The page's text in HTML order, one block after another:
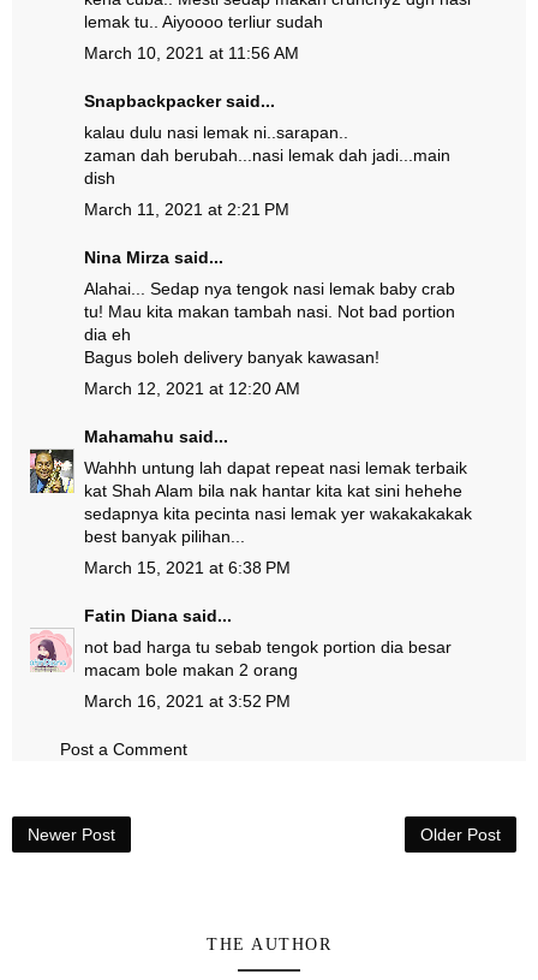
lemak tu.. Aiyoooo terliur sudah
March 10, 2021 at 11:56 AM
Snapbackpackersaid...
kalau dulu nasi lemak ni..sarapan..
zaman dah berubah...nasi lemak dah jadi...main
dish
March 11, 2021 at 2:21 PM
Nina Mirza said...
Alahai... Sedap nya tengok nasi lemak baby crab
tu! Mau kita makan tambah nasi. Not bad portion
dia eh
Bagus boleh delivery banyak kawasan!
March 12, 2021 at 12:20 AM
Mahamahu said...
Wahhh untung lah dapat repeat nasi lemak terbaik
kat Shah Alam bila nak hantar kita kat sini hehehe
sedapnya kita pecinta nasi lemak yer wakakakakak
best banyak pilihan...
March 15, 2021 at 6:38 PM
Fatin Diana said...
not bad harga tu sebab tengok portion dia besar
macam bole makan 2 orang
March 16, 2021 at 3:52 PM
Post a Comment
Newer Post Older Post
THE AUTHOR